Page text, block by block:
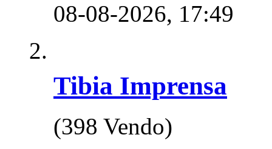
08-08-2026, 17:49
Tibia Imprensa
(398 Vendo)